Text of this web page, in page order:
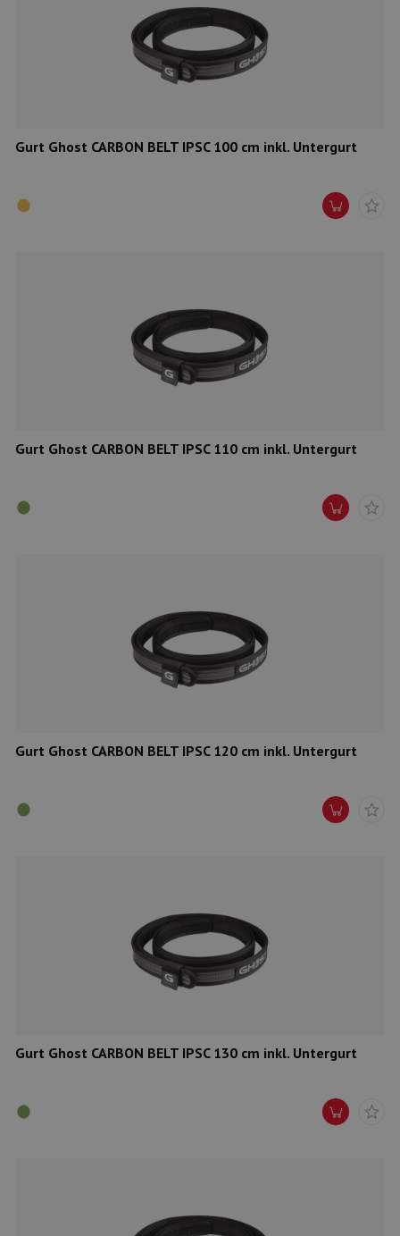
Gurt Ghost CARBON BELT IPSC 100 cm inkl. Untergurt
Gurt Ghost CARBON BELT IPSC 110 cm inkl. Untergurt
Gurt Ghost CARBON BELT IPSC 120 cm inkl. Untergurt
Gurt Ghost CARBON BELT IPSC 130 cm inkl. Untergurt